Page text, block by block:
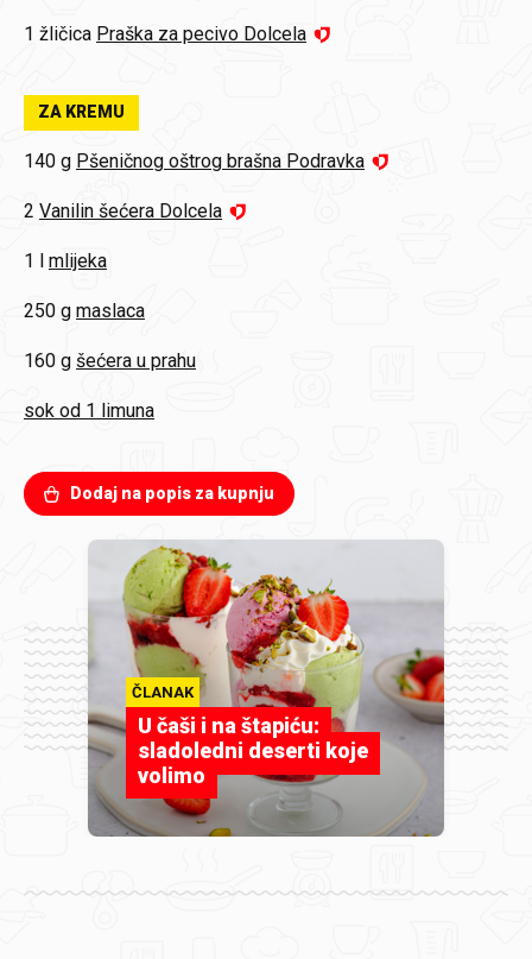
1 žličica Praška za pecivo Dolcela
ZA KREMU
140 g Pšeničnog oštrog brašna Podravka
2 Vanilin šećera Dolcela
1 l mlijeka
250 g maslaca
160 g šećera u prahu
sok od 1 limuna
Dodaj na popis za kupnju
ČLANAK
U čaši i na štapiću:
sladoledni deserti koje
volimo